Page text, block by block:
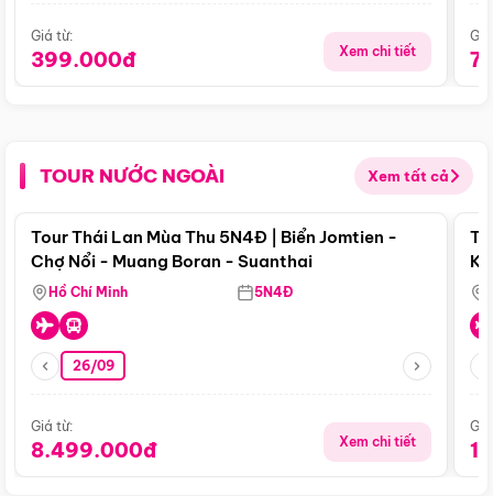
Giá từ:
399.000đ Xem chi tiết
TOUR NƯỚC NGOÀI Xem tất cả
Điểm nổi bật
Tour Thái Lan Mùa Thu 5N4Đ | Biển Jomtien -
Chợ Nổi - Muang Boran - Suanthai
Hồ Chí Minh 5N4Đ
26/09
Giá từ:
8.499.000đ Xem chi tiết